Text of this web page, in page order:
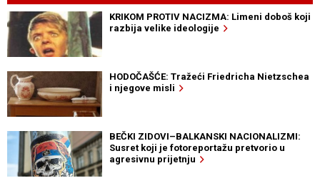
KRIKOM PROTIV NACIZMA: Limeni doboš koji
razbija velike ideologije
HODOČAŠĆE: Tražeći Friedricha Nietzschea
i njegove misli
BEČKI ZIDOVI–BALKANSKI NACIONALIZMI:
Susret koji je fotoreportažu pretvorio u
agresivnu prijetnju